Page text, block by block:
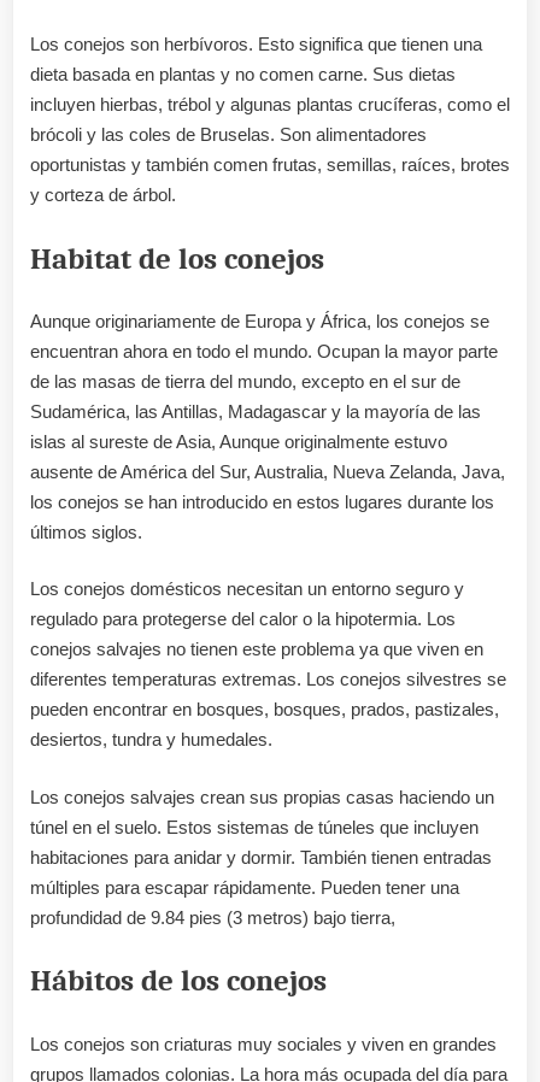
Los conejos son herbívoros. Esto significa que tienen una
dieta basada en plantas y no comen carne. Sus dietas
incluyen hierbas, trébol y algunas plantas crucíferas, como el
brócoli y las coles de Bruselas. Son alimentadores
oportunistas y también comen frutas, semillas, raíces, brotes
y corteza de árbol.
Habitat de los conejos
Aunque originariamente de Europa y África, los conejos se
encuentran ahora en todo el mundo. Ocupan la mayor parte
de las masas de tierra del mundo, excepto en el sur de
Sudamérica, las Antillas, Madagascar y la mayoría de las
islas al sureste de Asia, Aunque originalmente estuvo
ausente de América del Sur, Australia, Nueva Zelanda, Java,
los conejos se han introducido en estos lugares durante los
últimos siglos.
Los conejos domésticos necesitan un entorno seguro y
regulado para protegerse del calor o la hipotermia. Los
conejos salvajes no tienen este problema ya que viven en
diferentes temperaturas extremas. Los conejos silvestres se
pueden encontrar en bosques, bosques, prados, pastizales,
desiertos, tundra y humedales.
Los conejos salvajes crean sus propias casas haciendo un
túnel en el suelo. Estos sistemas de túneles que incluyen
habitaciones para anidar y dormir. También tienen entradas
múltiples para escapar rápidamente. Pueden tener una
profundidad de 9.84 pies (3 metros) bajo tierra,
Hábitos de los conejos
Los conejos son criaturas muy sociales y viven en grandes
grupos llamados colonias. La hora más ocupada del día para